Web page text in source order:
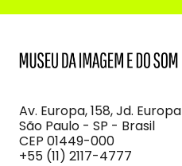
Imagem
e
do
Som
Av. Europa, 158, Jd. Europa
São Paulo - SP - Brasil
CEP 01449-000
+55 (11) 2117-4777